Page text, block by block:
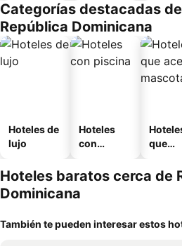
o
Categorías destacadas
República Dominicana
Hoteles de
lujo
Hoteles
con
que
Hoteles baratos cerca de
Dominicana
También te pueden interesar estos